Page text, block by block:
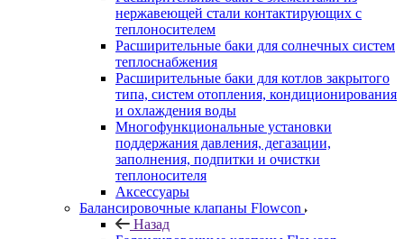
нержавеющей стали контактирующих с
теплоносителем
Расширительные баки для солнечных систем
теплоснабжения
Расширительные баки для котлов закрытого
типа, систем отопления, кондиционирования
и охлаждения воды
Многофункциональные установки
поддержания давления, дегазации,
заполнения, подпитки и очистки
теплоносителя
Аксессуары
Балансировочные клапаны Flowcon
Назад